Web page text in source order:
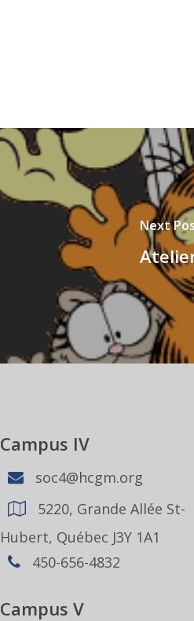
Next
Campus IV
soc4@hcgm.org
5220, Grande Allée St-
Hubert, Québec J3Y 1A1
450-656-4832
Campus V